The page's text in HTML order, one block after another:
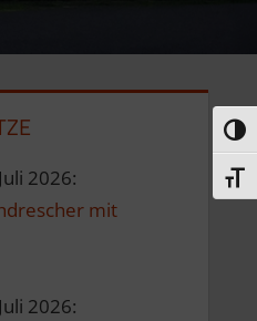
2026:
mit
2026: